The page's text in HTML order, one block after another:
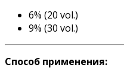
6% (20 vol.)
9% (30 vol.)
Способ применения: